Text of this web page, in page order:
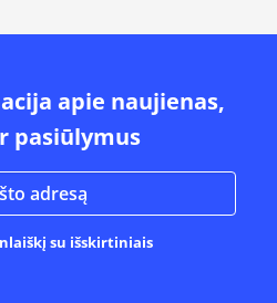
apie naujienas,
pasiūlymus
su išskirtiniais